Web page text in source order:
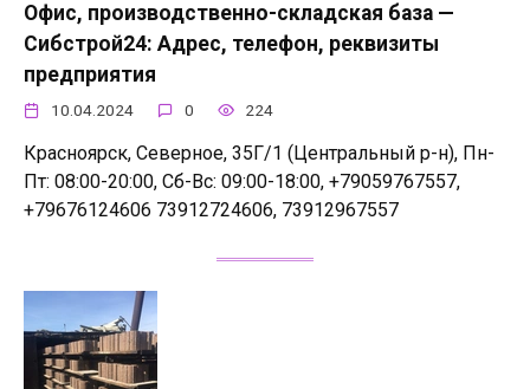
Офис, производственно-складская база —
Сибстрой24: Адрес, телефон, реквизиты
предприятия
10.04.2024 0 224
Красноярск, Северное, 35Г/1 (Центральный р-н), Пн-
Пт: 08:00-20:00, Сб-Вс: 09:00-18:00, +79059767557,
+79676124606 73912724606, 73912967557